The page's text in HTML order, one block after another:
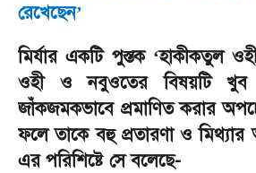
রেখেছেন’
মির্যার একটি পুস্তক ‘হাকীকতুল
ওহী ও নবুওতের বিষয়টি খুব
জাঁকজমকভাবে প্রমাণিত করার
ফলে তাকে বহু প্রতারণা ও মিথ্যার
এর পরিশিষ্টে সে বলেছে-